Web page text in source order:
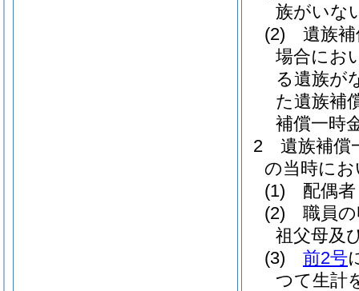
族がいな
(2)
遺族
場合にお
る遺族が
た遺族補
補償一時
2
遺族補償
の当時に
(1)
配偶者
(2)
職員
祖父母及
(3)
前2号
つて生計